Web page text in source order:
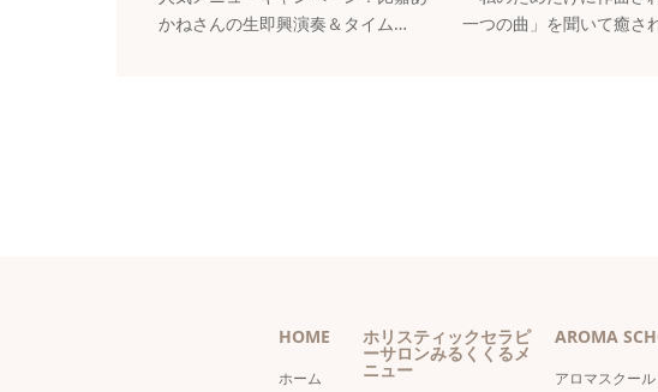
かねさんの生即興演奏＆タイム…
一つの曲」を聞いて癒さ
HOME
ホーム
ホリスティックセラピ
ーサロンみるくくるメ
ニュー
AROMA
アロマスクール